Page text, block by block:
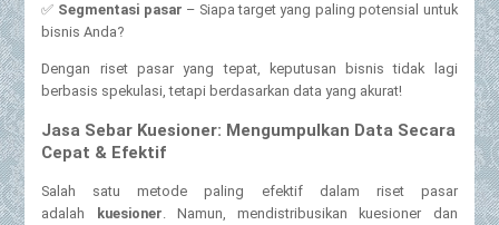
✅ Segmentasi pasar – Siapa target yang paling potensial untuk
bisnis Anda?
Dengan riset pasar yang tepat, keputusan bisnis tidak lagi
berbasis spekulasi, tetapi berdasarkan data yang akurat!
Jasa Sebar Kuesioner: Mengumpulkan Data Secara
Cepat & Efektif
Salah satu metode paling efektif dalam riset pasar
adalah
kuesioner. Namun, mendistribusikan kuesioner dan